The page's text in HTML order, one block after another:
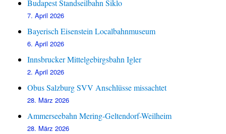
Budapest Standseilbahn Siklo
7. April 2026
Bayerisch Eisenstein Localbahnmuseum
6. April 2026
Innsbrucker Mittelgebirgsbahn Igler
2. April 2026
Obus Salzburg SVV Anschlüsse missachtet
28. März 2026
Ammerseebahn Mering-Geltendorf-Weilheim
28. März 2026